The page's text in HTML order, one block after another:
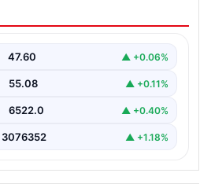
Ekonomistlerin
Bankası (TCMB) Para
47.60 ▲ +0.06%
55.08 ▲ +0.11%
6522.0 ▲ +0.40%
3076352 ▲ +1.18%